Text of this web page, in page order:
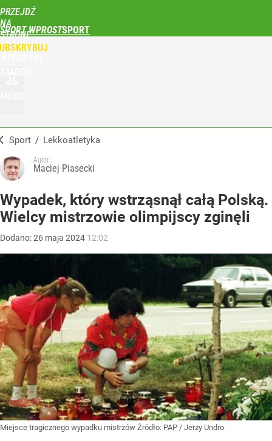
PRZEJDŹ
NA
STRONĘ
GŁÓWNĄ
SPORT WPROST
Sport / Lekkoatletyka
Autor:
Maciej Piasecki
Wypadek, który wstrząsnął całą Polską.
Wielcy mistrzowie olimpijscy zginęli
Dodano:26 maja 2024 12:02
Miejsce tragicznego wypadku mistrzów Źródło: PAP / Jerzy Undro